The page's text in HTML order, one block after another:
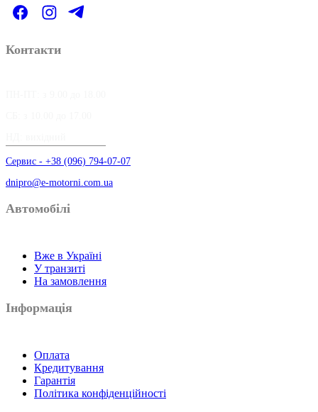
Контакти
Сервис - +38 (096) 794-07-07
dnipro@e-motorni.com.ua
Автомобілі
Вже в Україні
У транзиті
На замовлення
Інформація
Оплата
Кредитування
Гарантія
Політика конфіденційності